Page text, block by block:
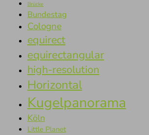
Brücke
Bundestag
Cologne
equirect
equirectangular
high-resolution
Horizontal
Kugelpanorama
Köln
Little Planet